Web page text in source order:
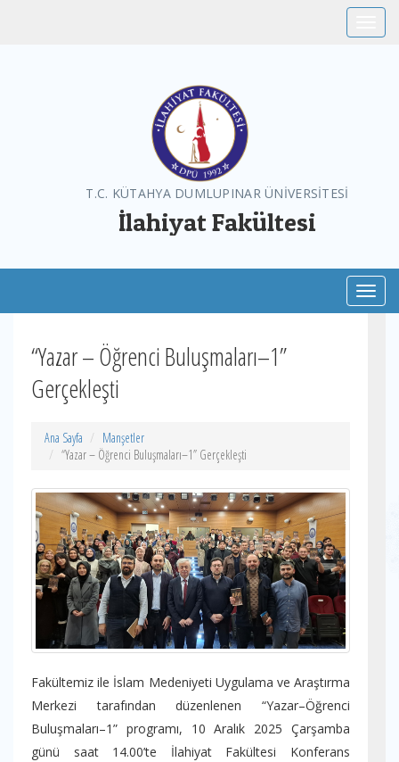
T.C. KÜTAHYA DUMLUPINAR ÜNİVERSİTESİ
İlahiyat Fakültesi
“Yazar – Öğrenci Buluşmaları–1”
Gerçekleşti
Ana Sayfa
Manşetler
“Yazar – Öğrenci Buluşmaları–1” Gerçekleşti
Fakültemiz ile İslam Medeniyeti Uygulama ve Araştırma
Merkezi tarafından düzenlenen “Yazar–Öğrenci
Buluşmaları–1” programı, 10 Aralık 2025 Çarşamba
günü saat 14.00’te İlahiyat Fakültesi Konferans